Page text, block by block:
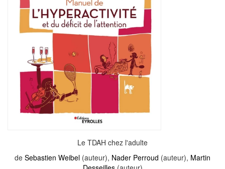
Le TDAH chez l'adulte
de Sebastien Weibel (auteur), Nader Perroud (auteur), Martin